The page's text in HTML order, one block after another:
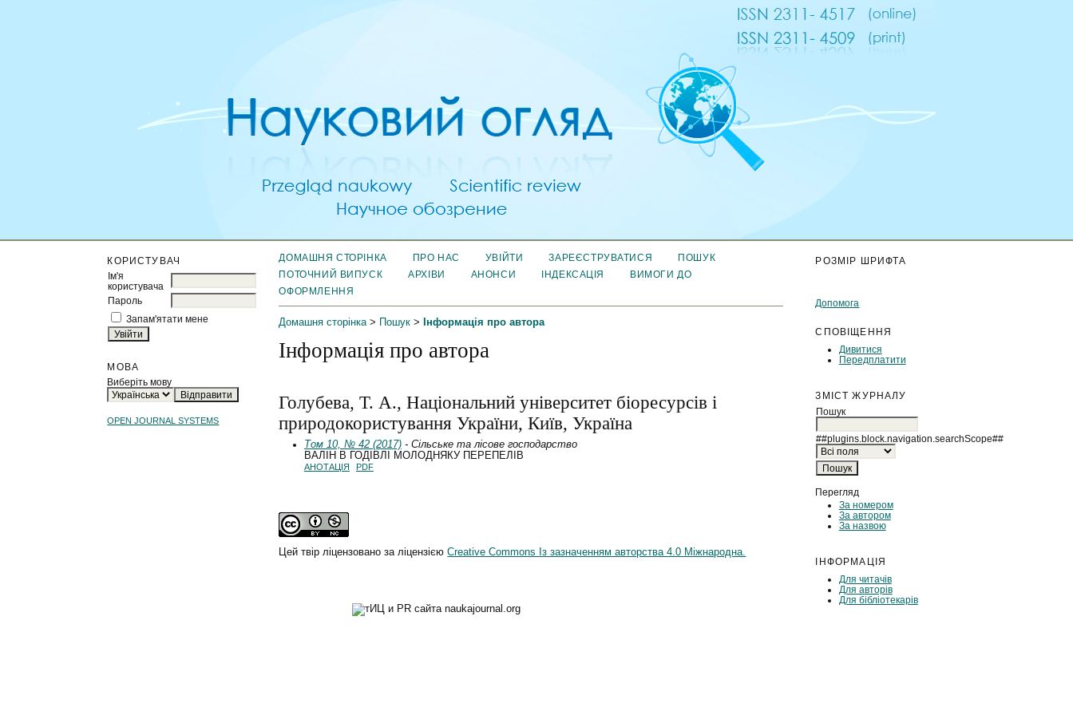
КОРИСТУВАЧ
Ім'я
користувача
Пароль
Запам'ятати мене
МОВА
Виберіть мову
OPEN JOURNAL SYSTEMS
РОЗМІР ШРИФТА
Допомога
СПОВІЩЕННЯ
Дивитися
Передплатити
ЗМІСТ ЖУРНАЛУ
Пошук
##plugins.block.navigation.searchScope##
Перегляд
За номером
За автором
За назвою
ІНФОРМАЦІЯ
Для читачів
Для авторів
Для бібліотекарів
ДОМАШНЯ СТОРІНКА ПРО НАС УВІЙТИ ЗАРЕЄСТРУВАТИСЯ
ПОШУК
ПОТОЧНИЙ ВИПУСК
АРХІВИ АНОНСИ ІНДЕКСАЦІЯ
ВИМОГИ ДО
ОФОРМЛЕННЯ
Домашня сторінка > Пошук > Інформація про автора
Інформація про автора
Голубева, Т. А., Національний університет біоресурсів і
природокористування України, Київ, Україна
Том 10, № 42 (2017)- Сільське та лісове господарство
ВАЛІН В ГОДІВЛІ МОЛОДНЯКУ ПЕРЕПЕЛІВ
АНОТАЦІЯ PDF
Цей твір ліцензовано за ліцензієюCreative Commons Із зазначенням авторства 4.0 Міжнародна.